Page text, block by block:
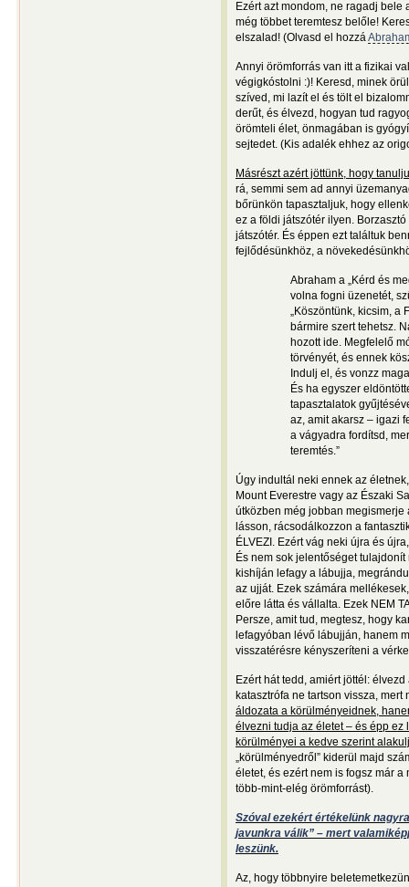
Ezért azt mondom, ne ragadj
még többet teremtesz belőle!
elszalad! (Olvasd el hozzá
Annyi örömforrás van itt a fizikai
végigkóstolni :)! Keresd, minek
szíved, mi lazít el és tölt el
derűt, és élvezd, hogyan tud
örömteli élet, önmagában is
sejtedet. (Kis adalék ehhez az
Másrészt azért jöttünk, hogy
rá, semmi sem ad annyi
bőrünkön tapasztaljuk, hogy
ez a földi játszótér ilyen.
játszótér. És éppen ezt találtuk
fejlődésünkhöz, a
Abraham a „Kérd és
volna fogni üzenetét,
„Köszöntünk, kicsim,
bármire szert tehetsz.
hozott ide. Megfelelő
törvényét, és ennek
Indulj el, és vonzz
És ha egyszer
tapasztalatok
az, amit akarsz – igazi
a vágyadra fordítsd,
teremtés.”
Úgy indultál neki ennek az
Mount Everestre vagy az Északi
útközben még jobban megismerje
lásson, rácsodálkozzon a
ÉLVEZI. Ezért vág neki újra és
És nem sok jelentőséget
kishíján lefagy a lábujja,
az ujját. Ezek számára
előre látta és vállalta. Ezek NEM
Persze, amit tud, megtesz, hogy
lefagyóban lévő lábujján, hanem
visszatérésre kényszeríteni a
Ezért hát tedd, amiért jöttél:
katasztrófa ne tartson vissza, mert
áldozata a körülményeidnek,
élvezni tudja az életet – és épp ez
körülményei a kedve szerint
„körülményedről” kiderül majd
életet, és ezért nem is fogsz már
több-mint-elég örömforrást).
Szóval ezekért értékelünk
javunkra válik” – mert
leszünk.
Az, hogy többnyire